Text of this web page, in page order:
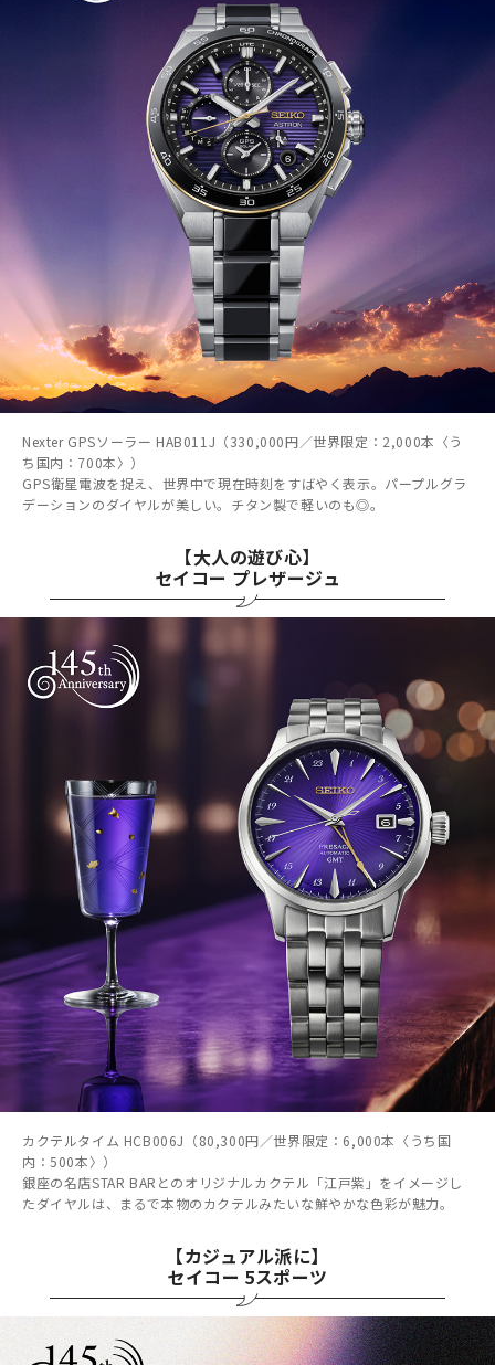
Nexter GPSソーラー HAB011J（330,000円／世界限定：2,000本〈う
ち国内：700本〉）
GPS衛星電波を捉え、世界中で現在時刻をすばやく表示。パープルグラ
デーションのダイヤルが美しい。チタン製で軽いのも◎。
【大人の遊び心】
セイコー プレザージュ
カクテルタイム HCB006J（80,300円／世界限定：6,000本〈うち国
内：500本〉）
銀座の名店STAR BARとのオリジナルカクテル「江戸紫」をイメージし
たダイヤルは、まるで本物のカクテルみたいな鮮やかな色彩が魅力。
【カジュアル派に】
セイコー 5スポーツ